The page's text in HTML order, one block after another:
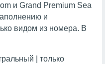
и Grand Premium Sea
и
видом из номера. В
| только